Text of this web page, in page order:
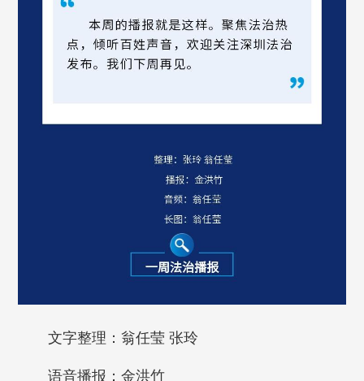
文字整理：翁任莹 张玲
语音播报：金洪竹